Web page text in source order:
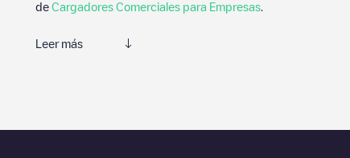
de Cargadores Comerciales para Empresas
Leer más